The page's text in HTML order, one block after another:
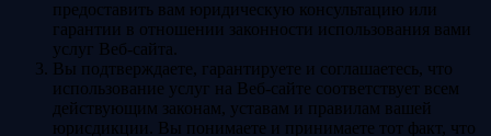
предоставить вам юридическую консультацию или
гарантии в отношении законности использования вами
услуг Веб-сайта.
Вы подтверждаете, гарантируете и соглашаетесь, что
использование услуг на Веб-сайте соответствует всем
действующим законам, уставам и правилам вашей
юрисдикции. Вы понимаете и принимаете тот факт, что